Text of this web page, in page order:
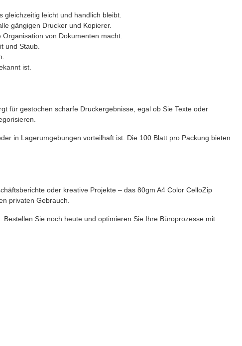
leicht und handlich bleibt.
gängigen Drucker und Kopierer.
von Dokumenten macht.
und Staub.
ist.
für gestochen scharfe Druckergebnisse, egal ob Sie Texte oder
in Lagerumgebungen vorteilhaft ist. Die 100 Blatt pro Packung bieten
oder kreative Projekte – das 80gm A4 Color CelloZip
privaten Gebrauch.
Sie noch heute und optimieren Sie Ihre Büroprozesse mit